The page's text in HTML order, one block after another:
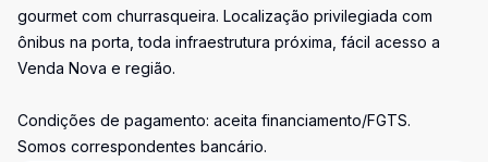
gourmet com churrasqueira. Localização privilegiada com
ônibus na porta, toda infraestrutura próxima, fácil acesso a
Venda Nova e região.
Condições de pagamento: aceita financiamento/FGTS.
Somos correspondentes bancário.